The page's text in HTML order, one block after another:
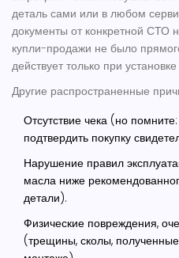
деталь сами или в любом
документы от конкретной СТО
купли-продажи не было
действует только при
Другие распространенные
Отсутствие чека (но
подтвердить покупку
Нарушение правил
масла ниже
детали).
Физические повреждения,
(трещины, сколы,